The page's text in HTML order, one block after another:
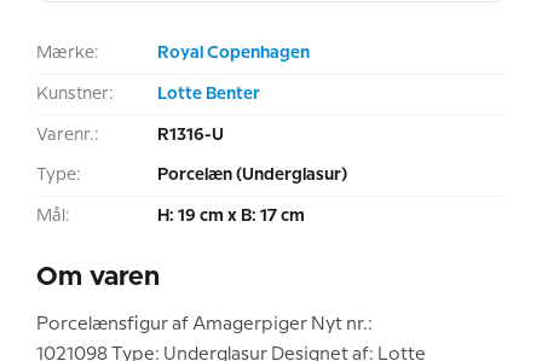
Mærke: Royal Copenhagen
Kunstner: Lotte Benter
Varenr.: R1316-U
Type: Porcelæn (Underglasur)
Mål: H: 19 cm x B: 17 cm
Om varen
Porcelænsfigur af Amagerpiger Nyt nr.:
1021098 Type: Underglasur Designet af: Lotte